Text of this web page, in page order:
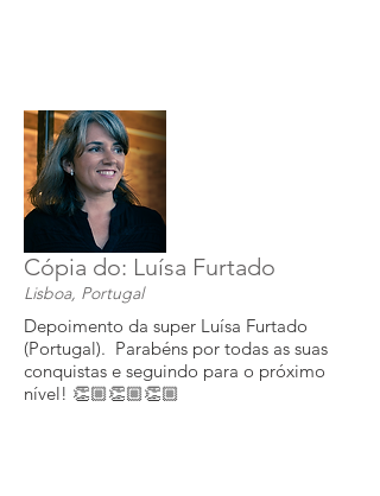
Cópia do: Luísa Furtado
Lisboa, Portugal
Depoimento da super Luísa Furtado
(Portugal). Parabéns por todas as suas
conquistas e seguindo para o próximo
nível! 👏🏼👏🏼👏🏼